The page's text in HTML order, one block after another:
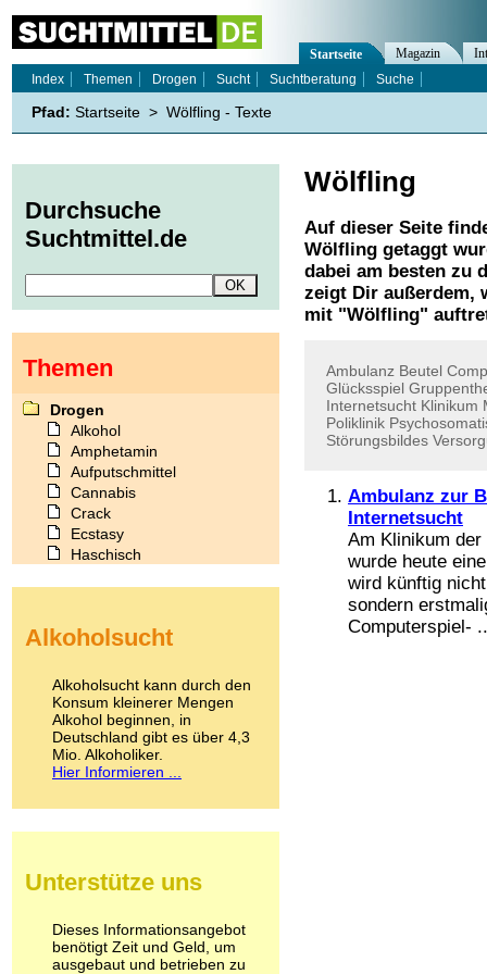
Wölfling
Auf dieser Seite
Wölfling getaggt
dabei am besten zu
zeigt Dir außerdem,
mit "Wölfling"
Ambulanz Beutel
Glücksspiel
Internetsucht Klinikum
Poliklinik
Störungsbildes
Ambulanz zur
Internetsucht
Am Klinikum
wurde heute
wird künftig
sondern
Computerspiel-
Startseite Magazin
Index
Themen Drogen Sucht Suchtberatung Suche
Pfad: Startseite > Wölfling - Texte
Durchsuche
Suchtmittel.de
Themen
Drogen
Alkohol
Amphetamin
Aufputschmittel
Cannabis
Crack
Ecstasy
Haschisch
Kokain
LSD
Marihuana
Medikamente
Meskalin
Metamphetamin
Methadon
Pilze
Psychopharmaka
Schlafmittel
Schmerzmittel
Alkoholsucht
Alkoholsucht kann durch den
Konsum kleinerer Mengen
Alkohol beginnen, in
Deutschland gibt es über 4,3
Mio. Alkoholiker.
Hier Informieren ...
Unterstütze uns
Dieses Informationsangebot
benötigt Zeit und Geld, um
ausgebaut und betrieben zu